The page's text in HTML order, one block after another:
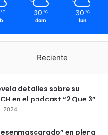
℃ 30 ℃
dom
30 ℃
lun
Reciente
detalles sobre su
en el podcast “2 Que 3”
2024
en plena